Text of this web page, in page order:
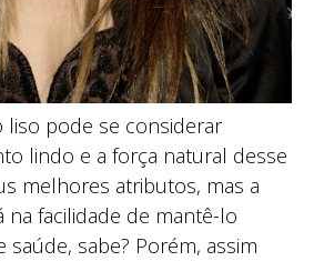
liso pode se considerar
lindo e a força natural desse
melhores atributos, mas a
facilidade de mantê-lo
saúde, sabe? Porém, assim